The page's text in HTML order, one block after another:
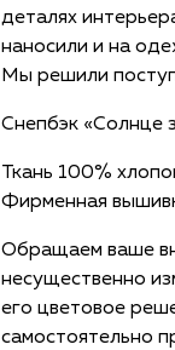
деталях
наносили и на
Мы решили
Снепбэк «Солнце
Ткань 100%
Фирменная
Обращаем ваше
несущественно
его цветовое
самостоятельно